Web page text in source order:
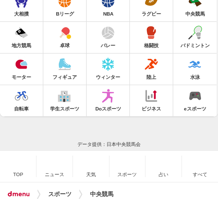
大相撲 Bリーグ NBA ラグビー 中央競馬
地方競馬 卓球 バレー 格闘技 バドミントン
モーター フィギュア ウィンター 陸上 水泳
自転車 学生スポーツ Doスポーツ ビジネス eスポーツ
データ提供：日本中央競馬会
TOP ニュース 天気 スポーツ 占い すべて
スポーツ 中央競馬